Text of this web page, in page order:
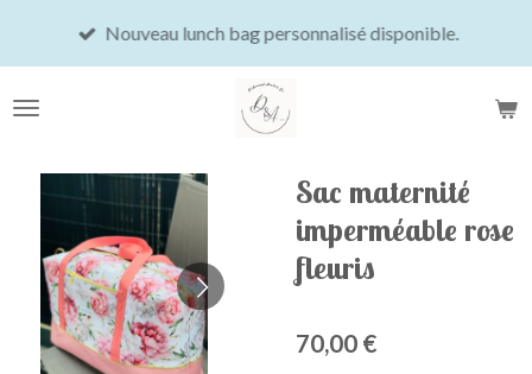
principal
Nouveau lunch bag personnalisé disponible.
Sac maternité
imperméable rose
fleuris
70,00 €